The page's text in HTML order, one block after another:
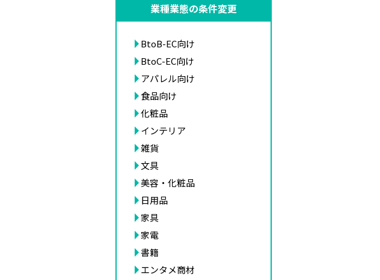
業種業態の条件変更
BtoB-EC向け
BtoC-EC向け
アパレル向け
食品向け
化粧品
インテリア
雑貨
文具
美容・化粧品
日用品
家具
家電
書籍
エンタメ商材